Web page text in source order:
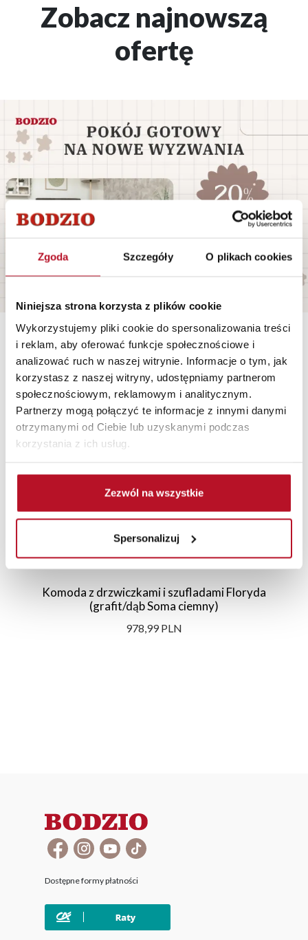
Zgoda Szczegóły O plikach cookies
Niniejsza strona korzysta z plików cookie
Wykorzystujemy pliki cookie do spersonalizowania treści
i reklam, aby oferować funkcje społecznościowe i
analizować ruch w naszej witrynie. Informacje o tym, jak
korzystasz z naszej witryny, udostępniamy partnerom
społecznościowym, reklamowym i analitycznym.
Partnerzy mogą połączyć te informacje z innymi danymi
otrzymanymi od Ciebie lub uzyskanymi podczas
korzystania z ich usług.
Zezwól na wszystkie
Spersonalizuj
Zobacz najnowszą
ofertę
Polecane Nowości Promocje
Komoda z drzwiczkami i szufladami Floryda
(grafit/dąb Soma ciemny)
978,99 PLN
Dostępne formy płatności